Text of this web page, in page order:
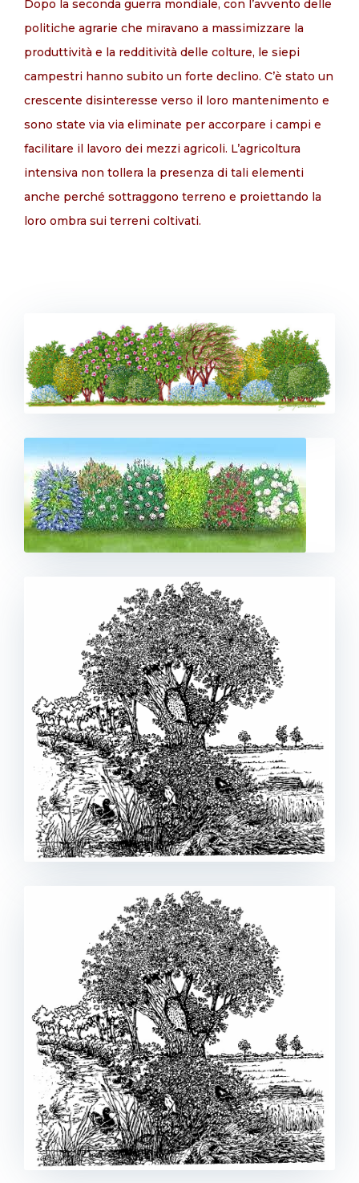
Dopo la seconda guerra mondiale, con l’avvento delle
politiche agrarie che miravano a massimizzare la
produttività e la redditività delle colture, le siepi
campestri hanno subito un forte declino. C’è stato un
crescente disinteresse verso il loro mantenimento e
sono state via via eliminate per accorpare i campi e
facilitare il lavoro dei mezzi agricoli. L’agricoltura
intensiva non tollera la presenza di tali elementi
anche perché sottraggono terreno e proiettando la
loro ombra sui terreni coltivati.